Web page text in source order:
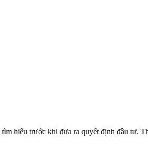
trước khi đưa ra quyết định đầu tư.